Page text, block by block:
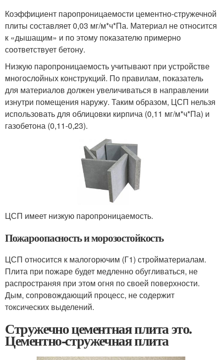
Коэффициент паропроницаемости цементно-стружечной
плиты составляет 0,03 мг/м*ч*Па. Материал не относится
к «дышащим» и по этому показателю примерно
соответствует бетону.
Низкую паропроницаемость учитывают при устройстве
многослойных конструкций. По правилам, показатель
для материалов должен увеличиваться в направлении
изнутри помещения наружу. Таким образом, ЦСП нельзя
использовать для облицовки кирпича (0,11 мг/м*ч*Па) и
газобетона (0,11-0,23).
ЦСП имеет низкую паропроницаемость.
Пожароопасность и морозостойкость
ЦСП относится к малогорючим (Г1) стройматериалам.
Плита при пожаре будет медленно обугливаться, не
распространяя при этом огня по своей поверхности.
Дым, сопровождающий процесс, не содержит
токсических выделений.
Стружечно цементная плита это.
Цементно-стружечная плита